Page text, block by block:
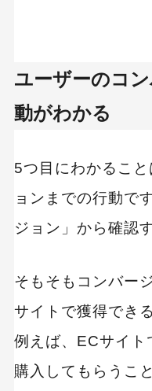
ユーザーのコ
動がわかる
5つ目にわかるこ
ョンまでの行動で
ジョン」から確認
そもそもコンバー
サイトで獲得でき
例えば、ECサイト
購入してもらうこ